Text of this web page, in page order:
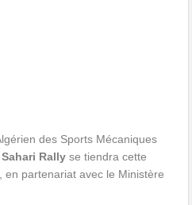
des Sports Mécaniques
Sahari Rally se tiendra cette
partenariat avec le Ministère